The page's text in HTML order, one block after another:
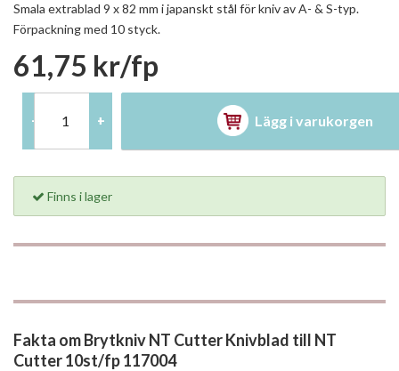
Smala extrablad 9 x 82 mm i japanskt stål för kniv av A- & S-typ.
Förpackning med 10 styck.
61,75 kr/fp
- + Lägg i varukorgen
Finns i lager
Fakta om Brytkniv NT Cutter Knivblad till NT
Cutter 10st/fp 117004